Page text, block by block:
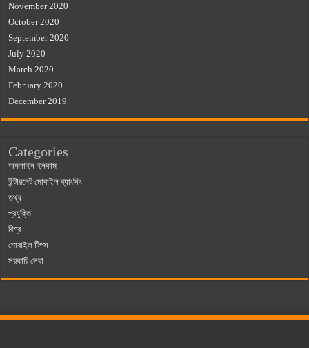
November 2020
October 2020
September 2020
July 2020
March 2020
February 2020
December 2019
Categories
অনলাইন ইনকাম
ইন্টারনেট মোবাইল ব্যাংকিং
তথ্য
প্রযুক্তি
বিশ্ব
মোবাইল টিপস
সরকারি সেবা